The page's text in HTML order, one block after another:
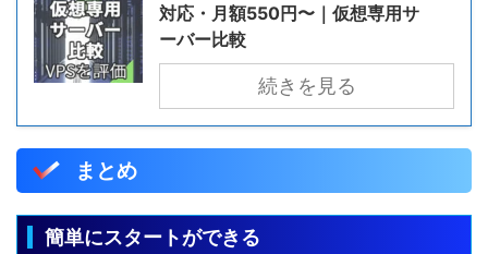
対応・月額550円〜｜仮想専用サ
ーバー比較
続きを見る
まとめ
簡単にスタートができる